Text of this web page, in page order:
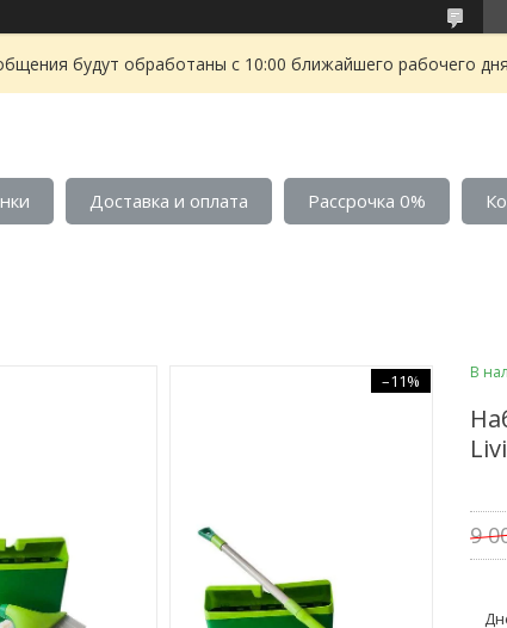
будут обработаны с 10:00 ближайшего рабочего
Доставка и оплата Рассрочка 0%
–11% В
9